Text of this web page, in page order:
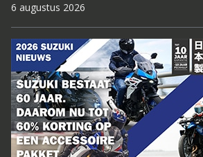
6 augustus 2026